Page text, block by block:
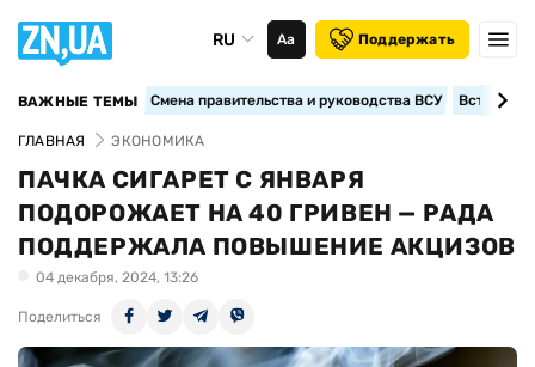
RU Аа Поддержать
ВАЖНЫЕ ТЕМЫ Смена правительства и руководства ВСУ
ГЛАВНАЯ ЭКОНОМИКА
ПАЧКА СИГАРЕТ С ЯНВАРЯ
ПОДОРОЖАЕТ НА 40 ГРИВЕН — РАДА
ПОДДЕРЖАЛА ПОВЫШЕНИЕ АКЦИЗОВ
04 декабря, 2024, 13:26
Поделиться